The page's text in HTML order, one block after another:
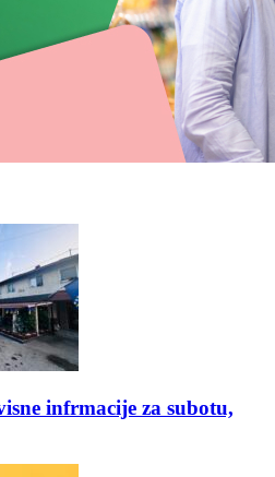
infrmacije za subotu,